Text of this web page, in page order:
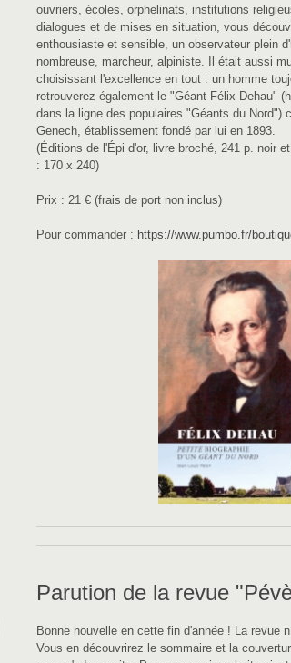
ouvriers, écoles, orphelinats, institutions
dialogues et de mises en situation, vous
enthousiaste et sensible, un observateur plein
nombreuse, marcheur, alpiniste. Il était aussi
choisissant l'excellence en tout : un homme
retrouverez également le "Géant Félix Dehau"
dans la ligne des populaires "Géants du Nord")
Genech, établissement fondé par lui en 1893.
(Éditions de l'Épi d'or, livre broché, 241 p. noir
: 170 x 240)
Prix : 21 € (frais de port non inclus)
Pour commander : https://www.pumbo.fr/
Parution de la revue
Bonne nouvelle en cette fin d'année ! La revue
Vous en découvrirez le sommaire et la